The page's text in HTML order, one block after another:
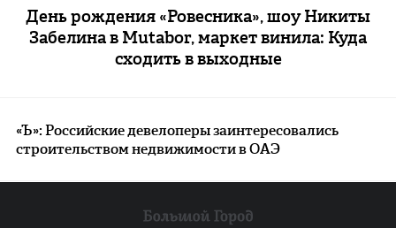
День рождения «Ровесника», шоу Никиты
Забелина в Mutabor, маркет винила: Куда
сходить в выходные
«Ъ»: Российские девелоперы заинтересовались
строительством недвижимости в ОАЭ